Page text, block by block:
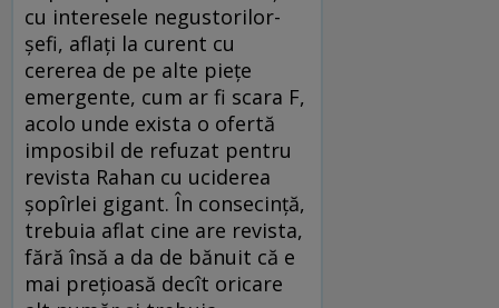
cu interesele negustorilor-
șefi, aflați la curent cu
cererea de pe alte piețe
emergente, cum ar fi scara F,
acolo unde exista o ofertă
imposibil de refuzat pentru
revista Rahan cu uciderea
șopîrlei gigant. În consecință,
trebuia aflat cine are revista,
fără însă a da de bănuit că e
mai prețioasă decît oricare